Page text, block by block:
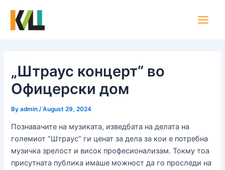
content
„Штраус концерт“ во
Офицерски дом
Byadmin /August 29, 2024
Познавачите на музиката, изведбата на делата на
големиот “Штраус“ ги ценат за дела за кои е потребна
музичка зрелост и висок професионализам. Токму тоа
присутната публика имаше можност да го проследи на
navigation